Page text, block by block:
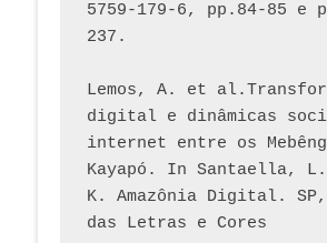
5759-179-6, pp.84-85 e
237.
Lemos, A. et
digital e dinâmicas
internet entre os
Kayapó. In Santaella,
K. Amazônia Digital.
das Letras e Cores